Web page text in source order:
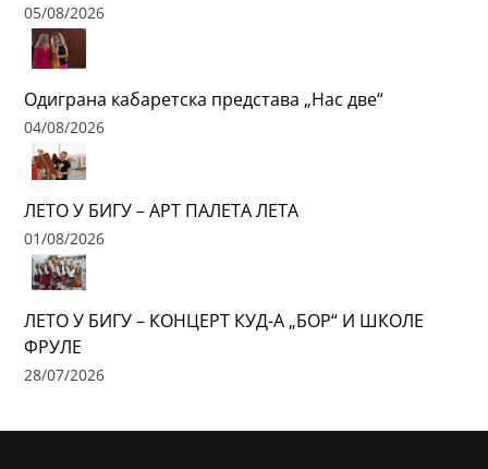
05/08/2026
Одиграна кабаретска представа „Нас две“
04/08/2026
ЛЕТО У БИГУ – АРТ ПАЛЕТА ЛЕТА
01/08/2026
ЛЕТО У БИГУ – КОНЦЕРТ КУД-А „БОР“ И ШКОЛЕ
ФРУЛЕ
28/07/2026